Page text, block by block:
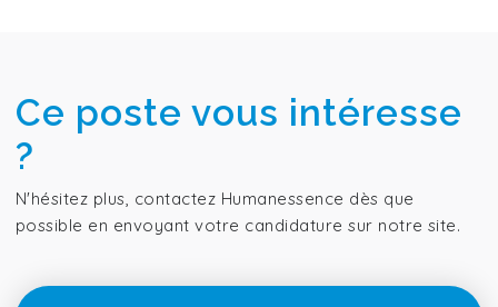
Ce poste vous intéresse
?
N'hésitez plus, contactez Humanessence dès que
possible en envoyant votre candidature sur notre site.